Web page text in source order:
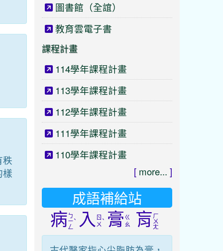
秩
樣
圖書館（全誼）
教育雲電子書
課程計畫
114學年課程計畫
113學年課程計畫
112學年課程計畫
111學年課程計畫
110學年課程計畫
[ more... ]
成語補給站
病 ㄅ
ㄧ
ㄥ
ˋ 入 ㄖ
ㄨˋ 膏 ㄍ
ㄠ
肓ㄏ
ㄨ
ㄤ